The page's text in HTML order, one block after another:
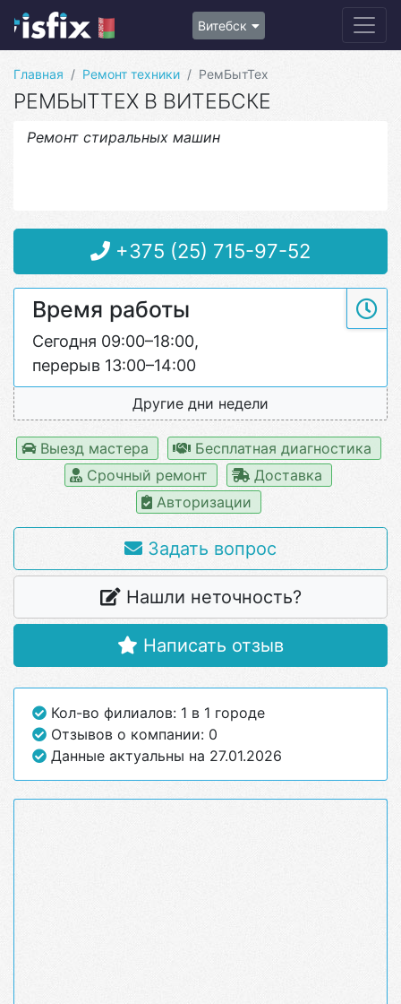
Витебск
Главная Ремонт техники РемБытТех
РЕМБЫТТЕХ В ВИТЕБСКЕ
Ремонт стиральных машин
+375 (25) 715-97-52
Время работы
Сегодня 09:00–18:00,
перерыв 13:00–14:00
Другие дни недели
Выезд мастера
Бесплатная диагностика
Срочный ремонт
Доставка
Авторизации
Задать вопрос
Нашли неточность?
Написать отзыв
Кол-во филиалов: 1 в 1 городе
Отзывов о компании: 0
Данные актуальны на 27.01.2026